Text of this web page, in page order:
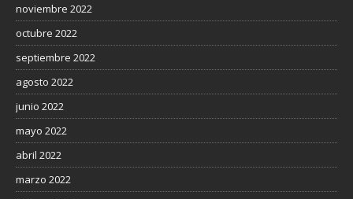
noviembre 2022
octubre 2022
septiembre 2022
agosto 2022
junio 2022
mayo 2022
abril 2022
marzo 2022